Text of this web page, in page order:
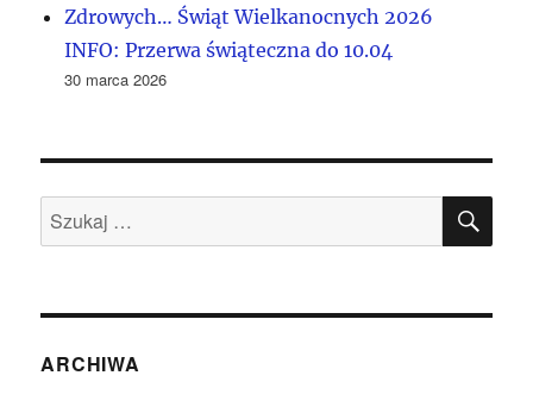
Zdrowych… Świąt Wielkanocnych 2026
INFO: Przerwa świąteczna do 10.04
30 marca 2026
Szukaj:
ARCHIWA